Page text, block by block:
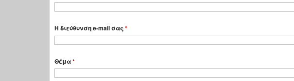
Η διεύθυνση e-mail σας*
Θέμα*